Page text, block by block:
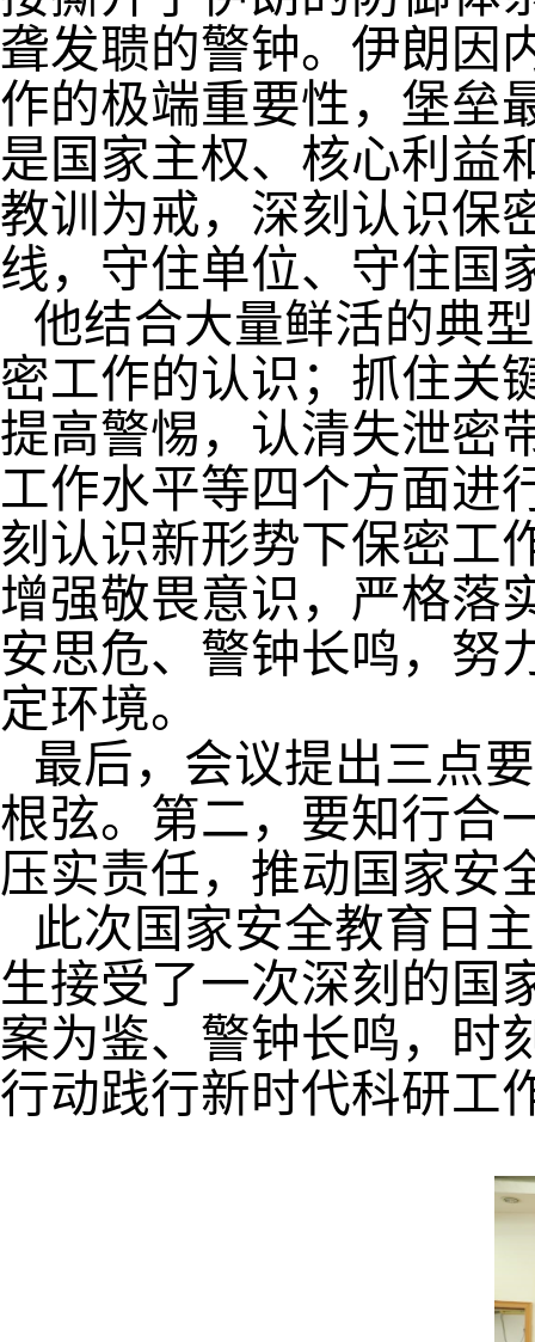
聋发聩的警钟。伊朗因
作的极端重要性，堡垒
是国家主权、核心利益
教训为戒，深刻认识保
线，守住单位、守住国
他结合大量鲜活的典
密工作的认识；抓住关
提高警惕，认清失泄密
工作水平等四个方面进
刻认识新形势下保密工
增强敬畏意识，严格落
安思危、警钟长鸣，努
定环境。
最后，会议提出三点
根弦。第二，要知行合
压实责任，推动国家安
此次国家安全教育日
生接受了一次深刻的国
案为鉴、警钟长鸣，时
行动践行新时代科研工